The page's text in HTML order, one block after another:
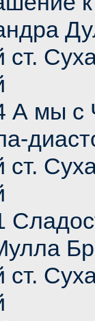
ст.
А мы с
ст.
ст.